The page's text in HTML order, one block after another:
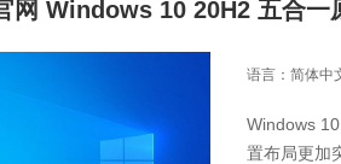
网 Windows 10 20H2 五合一
语言：简体中
Windows
置布局更加